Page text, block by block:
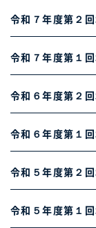
令和７年度第２
令和７年度第１
令和６年度第２
令和６年度第１
令和５年度第２
令和５年度第１